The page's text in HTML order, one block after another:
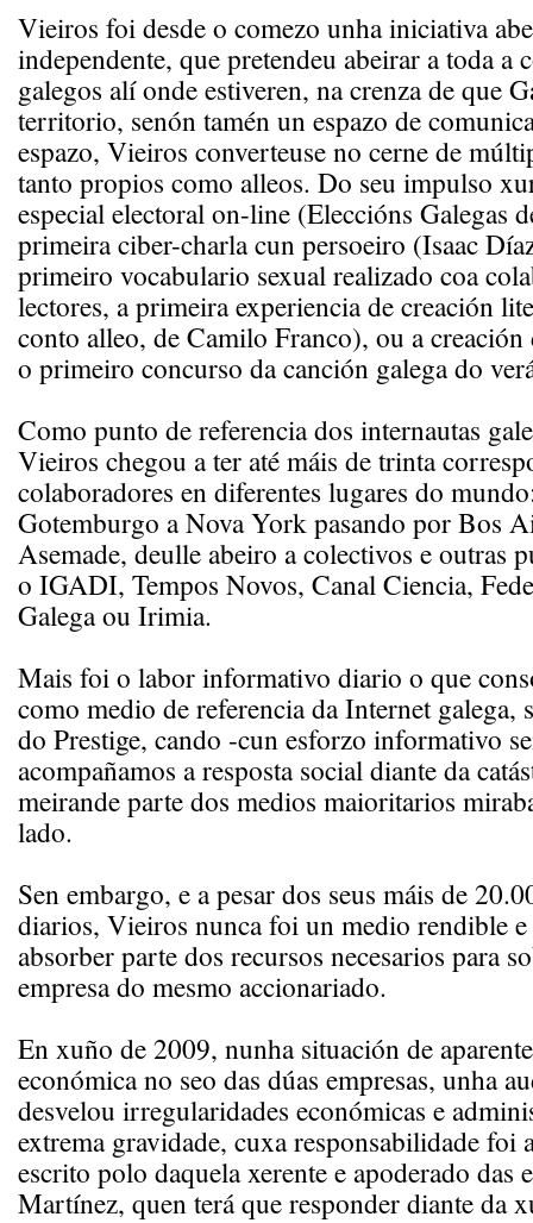
Vieiros foi desde o comezo unha iniciativa
independente, que pretendeu abeirar a toda a
galegos alí onde estiveren, na crenza de que
territorio, senón tamén un espazo de
espazo, Vieiros converteuse no cerne de
tanto propios como alleos. Do seu impulso
especial electoral on-line (Eleccións Galegas
primeira ciber-charla cun persoeiro (Isaac
primeiro vocabulario sexual realizado coa
lectores, a primeira experiencia de creación
conto alleo, de Camilo Franco), ou a creación
o primeiro concurso da canción galega do
Como punto de referencia dos internautas
Vieiros chegou a ter até máis de trinta
colaboradores en diferentes lugares do
Gotemburgo a Nova York pasando por Bos
Asemade, deulle abeiro a colectivos e outras
o IGADI, Tempos Novos, Canal Ciencia,
Galega ou Irimia.
Mais foi o labor informativo diario o que
como medio de referencia da Internet galega,
do Prestige, cando -cun esforzo informativo
acompañamos a resposta social diante da
meirande parte dos medios maioritarios
lado.
Sen embargo, e a pesar dos seus máis de
diarios, Vieiros nunca foi un medio rendible e
absorber parte dos recursos necesarios para
empresa do mesmo accionariado.
En xuño de 2009, nunha situación de
económica no seo das dúas empresas, unha
desvelou irregularidades económicas e
extrema gravidade, cuxa responsabilidade foi
escrito polo daquela xerente e apoderado das
Martínez, quen terá que responder diante da